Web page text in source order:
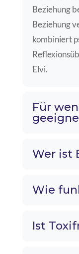
Beziehung
Beziehung
kombiniert
Elvi.
Für
Wer ist
Wie
Ist